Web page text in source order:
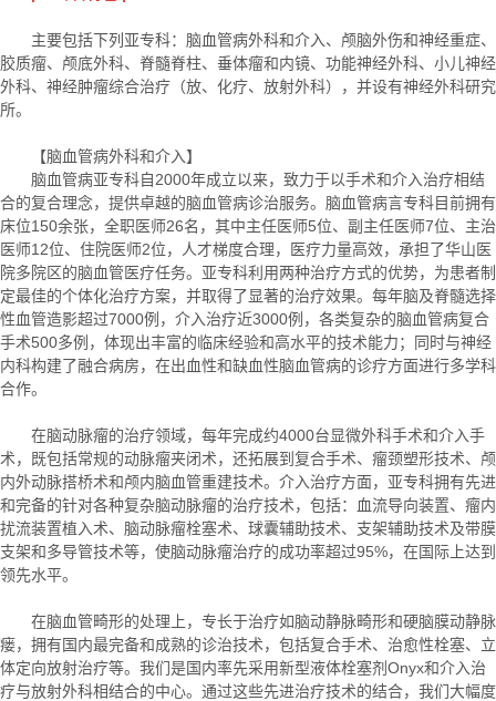
主要包括下列亚专科：脑血管病外科和介入、颅脑外伤和神经重症、
胶质瘤、颅底外科、脊髓脊柱、垂体瘤和内镜、功能神经外科、小儿神经
外科、神经肿瘤综合治疗（放、化疗、放射外科），并设有神经外科研究
所。
【脑血管病外科和介入】
脑血管病亚专科自2000年成立以来，致力于以手术和介入治疗相结
合的复合理念，提供卓越的脑血管病诊治服务。脑血管病言专科目前拥有
床位150余张，全职医师26名，其中主任医师5位、副主任医师7位、主治
医师12位、住院医师2位，人才梯度合理，医疗力量高效，承担了华山医
院多院区的脑血管医疗任务。亚专科利用两种治疗方式的优势，为患者制
定最佳的个体化治疗方案，并取得了显著的治疗效果。每年脑及脊髓选择
性血管造影超过7000例，介入治疗近3000例，各类复杂的脑血管病复合
手术500多例，体现出丰富的临床经验和高水平的技术能力；同时与神经
内科构建了融合病房，在出血性和缺血性脑血管病的诊疗方面进行多学科
合作。
在脑动脉瘤的治疗领域，每年完成约4000台显微外科手术和介入手
术，既包括常规的动脉瘤夹闭术，还拓展到复合手术、瘤颈塑形技术、颅
内外动脉搭桥术和颅内脑血管重建技术。介入治疗方面，亚专科拥有先进
和完备的针对各种复杂脑动脉瘤的治疗技术，包括：血流导向装置、瘤内
扰流装置植入术、脑动脉瘤栓塞术、球囊辅助技术、支架辅助技术及带膜
支架和多导管技术等，使脑动脉瘤治疗的成功率超过95%，在国际上达到
领先水平。
在脑血管畸形的处理上，专长于治疗如脑动静脉畸形和硬脑膜动静脉
瘘，拥有国内最完备和成熟的诊治技术，包括复合手术、治愈性栓塞、立
体定向放射治疗等。我们是国内率先采用新型液体栓塞剂Onyx和介入治
疗与放射外科相结合的中心。通过这些先进治疗技术的结合，我们大幅度